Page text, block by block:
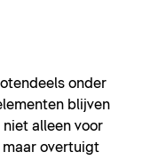
onder
blijven
alleen voor
maar overtuigt